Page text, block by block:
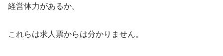
経営体力があるか。
これらは求人票からは分かりません。